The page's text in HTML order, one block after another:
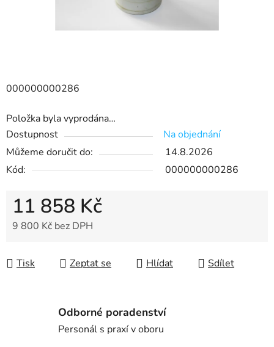
000000000286
Položka byla vyprodána…
Dostupnost
Na objednání
Můžeme doručit do:
14.8.2026
Kód:
000000000286
11 858 Kč
9 800 Kč bez DPH
Tisk
Zeptat se Hlídat Sdílet
Odborné poradenství
Personál s praxí v oboru